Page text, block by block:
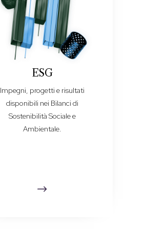
ESG
Impegni, progetti e risultati
disponibili nei Bilanci di
Sostenibilità Sociale e
Ambientale.
$